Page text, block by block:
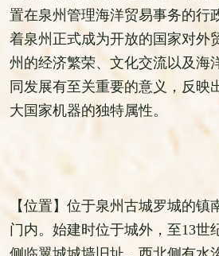
置在泉州管理海洋贸易事务的行
着泉州正式成为开放的国家对外
州的经济繁荣、文化交流以及海
同发展有至关重要的意义，反映
大国家机器的独特属性。
【位置】位于泉州古城罗城的镇
门内。始建时位于城外，至13世